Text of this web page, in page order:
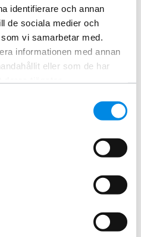
identifierare och annan
de sociala medier och
vi samarbetar med.
informationen med annan
eller som de har
Lägg i varukorg
Godsstötta gasfjäder 240-340